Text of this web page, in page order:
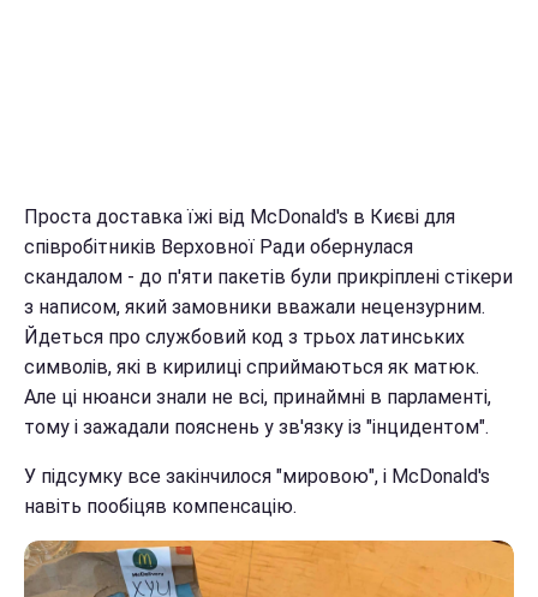
Проста доставка їжі від McDonald's в Києві для
співробітників Верховної Ради обернулася
скандалом - до п'яти пакетів були прикріплені стікери
з написом, який замовники вважали нецензурним.
Йдеться про службовий код з трьох латинських
символів, які в кирилиці сприймаються як матюк.
Але ці нюанси знали не всі, принаймні в парламенті,
тому і зажадали пояснень у зв'язку із "інцидентом".
У підсумку все закінчилося "мировою", і McDonald's
навіть пообіцяв компенсацію.